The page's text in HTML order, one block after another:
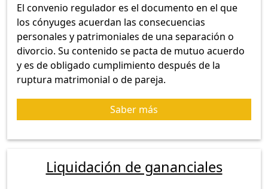
El convenio regulador es el documento en el que
los cónyuges acuerdan las consecuencias
personales y patrimoniales de una separación o
divorcio. Su contenido se pacta de mutuo acuerdo
y es de obligado cumplimiento después de la
ruptura matrimonial o de pareja.
Saber más
Liquidación de gananciales